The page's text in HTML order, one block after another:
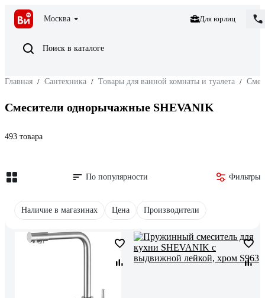
Москва Для юрлиц
Поиск в каталоге
Главная / Сантехника / Товары для ванной комнаты и туалета /
Смесители однорычажные SHEVANIK
493 товара
По популярности Фильтры
Наличие в магазинах Цена Производители